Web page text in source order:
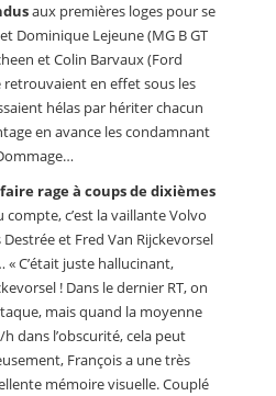
aux premières loges pour se
Dominique Lejeune (MG B GT
et Colin Barvaux (Ford
retrouvaient en effet sous les
hélas par hériter chacun
en avance les condamnant
rage à coups de dixièmes
c’est la vaillante Volvo
et Fred Van Rijckevorsel
C’était juste hallucinant,
! Dans le dernier RT, on
mais quand la moyenne
dans l’obscurité, cela peut
François a une très
mémoire visuelle. Couplé